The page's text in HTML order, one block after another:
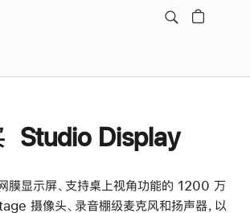
Studio Display
膜显示屏、支持桌上视角功能的 1200 万
摄像头、录音棚级麦克风和扬声器，以